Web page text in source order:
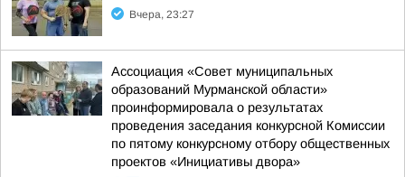
Вчера, 23:27
Ассоциация «Совет муниципальных
образований Мурманской области»
проинформировала о результатах
проведения заседания конкурсной Комиссии
по пятому конкурсному отбору общественных
проектов «Инициативы двора»